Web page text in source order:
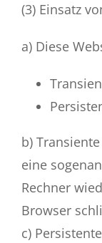
(3) Einsatz
a) Diese
b)
eine
Rechner
Browser
c)